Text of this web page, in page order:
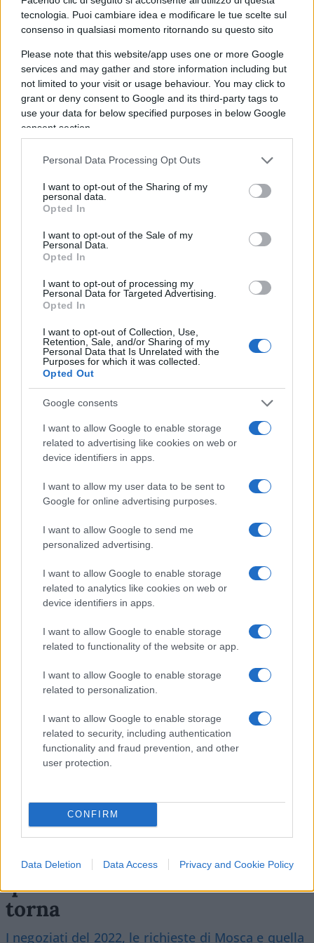
tecnologia. Puoi cambiare idea e modificare le tue scelte sul
consenso in qualsiasi momento ritornando su questo sito
Please note that this website/app uses one or more Google
services and may gather and store information including but
not limited to your visit or usage behaviour. You may click to
grant or deny consent to Google and its third-party tags to
use your data for below specified purposes in below Google
consent section.
Personal Data Processing Opt Outs
I want to opt-out of the Sharing of my
personal data.
Opted In
I want to opt-out of the Sale of my
Personal Data.
Opted In
I want to opt-out of processing my
Personal Data for Targeted Advertising.
Opted In
I want to opt-out of Collection, Use,
Retention, Sale, and/or Sharing of my
Personal Data that Is Unrelated with the
Purposes for which it was collected.
Opted Out
Google consents
I want to allow Google to enable storage
related to advertising like cookies on web or
device identifiers in apps.
I want to allow my user data to be sent to
Google for online advertising purposes.
I want to allow Google to send me
personalized advertising.
I want to allow Google to enable storage
related to analytics like cookies on web or
device identifiers in apps.
I want to allow Google to enable storage
related to functionality of the website or app.
I want to allow Google to enable storage
related to personalization.
I want to allow Google to enable storage
related to security, including authentication
functionality and fraud prevention, and other
user protection.
CONFIRM
Data Deletion Data Access Privacy and Cookie Policy
I bancari ottengono il maxi-aumento, Landini
perde tempo in piazza di Economia e Finanza
La scelta diStellantisè chiara: produrre la Panda
elettrica in Serbia consente di massimizzare i
profitti, nonostante il grande sforzo dello Stato tra
sussidi e appalti statali. Musica per le orecchie di
un sindacalista, se quel sindacalista non è
Landini. Le dichiarazioni della Fiom locale non
possono bastare ma il silenzio di mister Cgil
potrebbe essere spiegato con lo stesso mutismo
evidenziato in occasione dellachiusura dello
stabilimento di Magneti Marelli a Crevalcore
Calenda non sia così sbagliata: per Landini appare
più importante andare d’accordo (o meglio, non
dare fastidio) aJohn Elkann – azionista di
Repubblica&Co.– che combattere contro la
deindustrializzazione del settore automotive. Il
perché è lapalissiano da settimane: il sogno del
segretario della Cgil di diventare il leader della
sinistra, possibile solo con il supporto dei
quotidiani gestiti da Exor. Con buona pace degli
operai.
Massimo Balsamo, 5 dicembre 2023
#MAURIZIO LANDINI
Vignetta del 07/08/2026
Vai all'archivio delle vignette
Travaglio nei guai su Putin:
quella storia di Istanbul non
torna
I negoziati del 2022, le richieste di Mosca e quella